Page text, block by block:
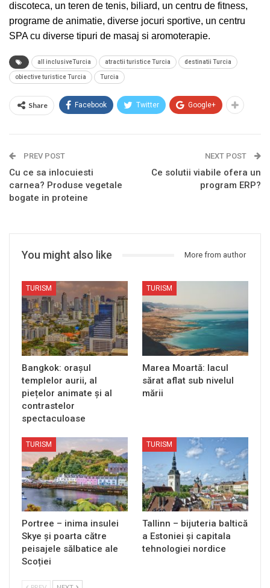
discoteca, un teren de tenis, biliard, un centru de fitness,
programe de animatie, diverse jocuri sportive, un centru
SPA cu diverse tipuri de masaj si aromoterapie.
all inclusiveTurcia atractii turistice Turcia destinatii Turcia
obiective turistice Turcia Turcia
Share Facebook Twitter Google+
PREV POST
Cu ce ​​sa inlocuiesti
carnea? Produse vegetale
bogate in proteine
NEXT POST
Ce solutii viabile ofera un
program ERP?
You might also like More from author
TURISM
Bangkok: orașul
templelor aurii, al
piețelor animate și al
contrastelor
spectaculoase
TURISM
Marea Moartă: lacul
sărat aflat sub nivelul
mării
TURISM
Portree – inima insulei
Skye și poarta către
peisajele sălbatice ale
Scoției
TURISM
Tallinn – bijuteria baltică
a Estoniei și capitala
tehnologiei nordice